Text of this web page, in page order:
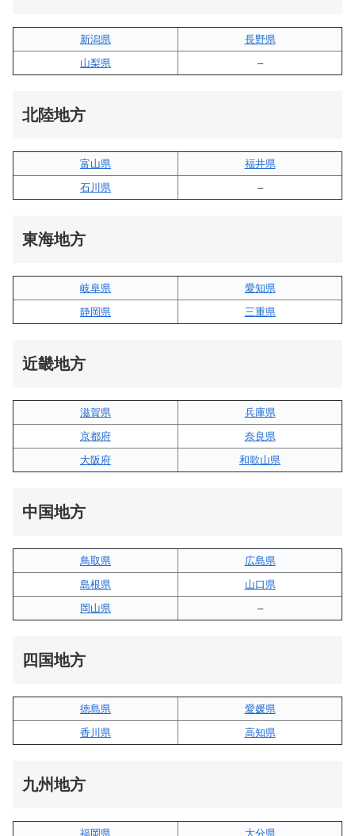
新潟県
長野県
山梨県
–
北陸地方
富山県
福井県
石川県
–
東海地方
岐阜県
愛知県
静岡県
三重県
近畿地方
滋賀県
兵庫県
京都府
奈良県
大阪府
和歌山県
中国地方
鳥取県
広島県
島根県
山口県
岡山県
–
四国地方
徳島県
愛媛県
香川県
高知県
九州地方
福岡県 大分県